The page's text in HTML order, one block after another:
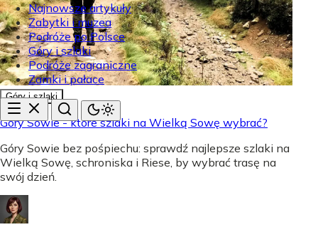
Najnowsze artykuły
Zabytki i muzea
Podróże po Polsce
Góry i szlaki
Podróże zagraniczne
Zamki i pałace
Góry i szlaki
Góry Sowie - które szlaki na Wielką Sowę wybrać?
Góry Sowie bez pośpiechu: sprawdź najlepsze szlaki na
Wielką Sowę, schroniska i Riese, by wybrać trasę na
swój dzień.